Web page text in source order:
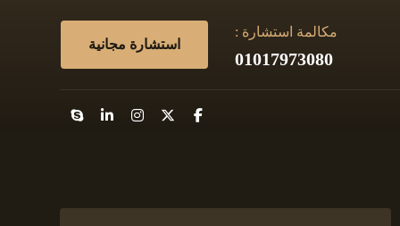
استشارة مجانية
مكالمة استشارة :
01017973080